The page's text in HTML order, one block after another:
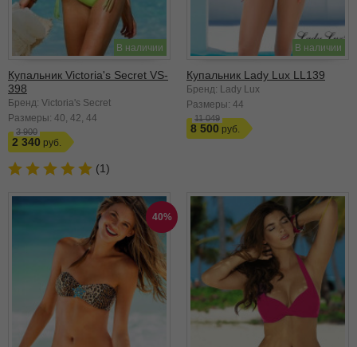
В наличии
Купальник Victoria's Secret VS-
398
Бренд: Victoria's Secret
Размеры: 40 42 44
3 900
2 340
(1)
В наличии
Купальник Lady Lux LL139
Бренд: Lady Lux
Размеры: 44
11 049
8 500
40%